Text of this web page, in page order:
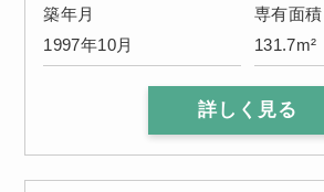
築年月
1997年10月
専有面積
131.7m²
詳しく見る